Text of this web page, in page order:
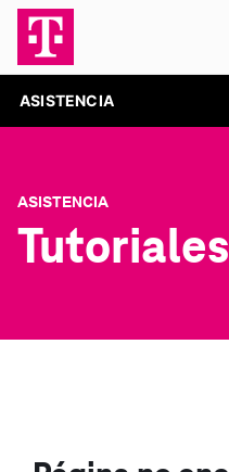
ASISTENCIA
ASISTENCIA
Tutoriales